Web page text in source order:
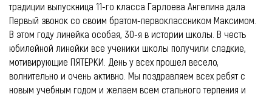
традиции выпускница 11-го класса Гарлоева Ангелина дала
Первый звонок со своим братом-первоклассником Максимом.
В этом году линейка особая, 30-я в истории школы. В честь
юбилейной линейки все ученики школы получили сладкие,
мотивирующие ПЯТЕРКИ. День у всех прошел весело,
волнительно и очень активно. Мы поздравляем всех ребят с
новым учебным годом и желаем всем стального терпения и